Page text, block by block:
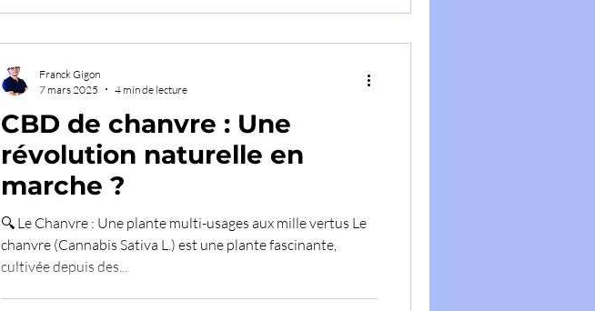
CBD de chanvre : Une
révolution naturelle en
marche ?
🔍 Le Chanvre : Une plante multi-usages aux mille vertus Le
chanvre (Cannabis Sativa L.) est une plante fascinante,
cultivée depuis des...
Franck Gigon
7 mars 2025
4 min de lecture